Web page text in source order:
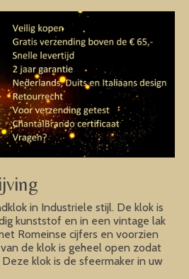
in Industriele stijl. De klok is
kunststof en in een vintage lak
Romeinse cijfers en voorzien
de klok is geheel open zodat
klok is de sfeermaker in uw